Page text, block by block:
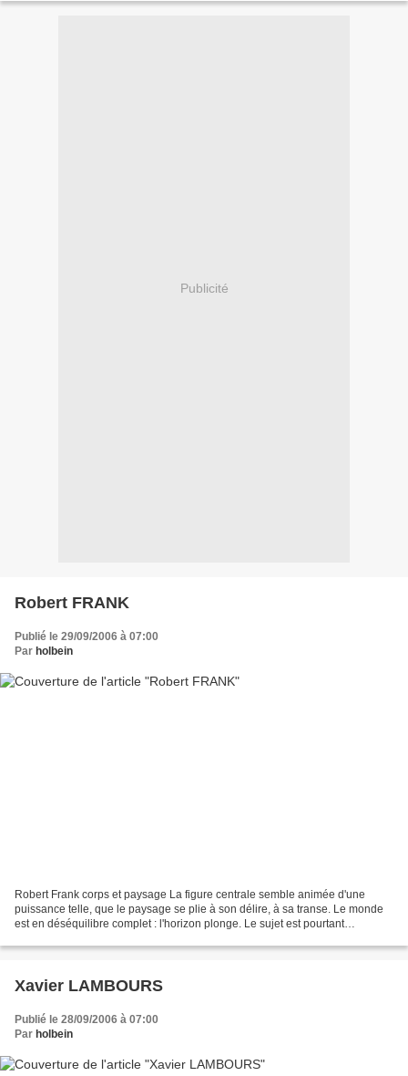
Publicité
Robert FRANK
Publié le 29/09/2006 à 07:00
Par holbein
Robert Frank corps et paysage La figure centrale semble animée d'une
puissance telle, que le paysage se plie à son délire, à sa transe. Le monde
est en déséquilibre complet : l'horizon plonge. Le sujet est pourtant
Xavier LAMBOURS
Publié le 28/09/2006 à 07:00
Par holbein